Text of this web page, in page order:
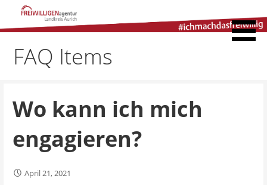
Freiwilligenagentur
Landkreis Aurich
FAQ Items
Wo kann ich mich
engagieren?
April 21, 2021